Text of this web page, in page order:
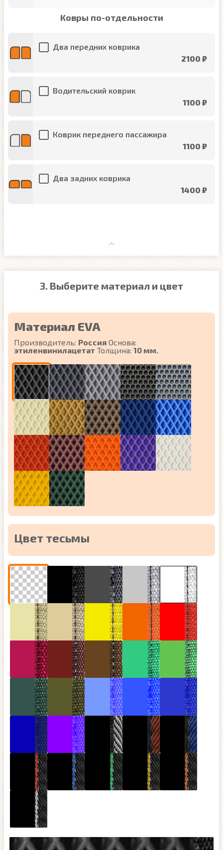
Ковры по-отдельности
Два передних коврика
2100 ₽
Водительский коврик
1100 ₽
Коврик переднего пассажира
1100 ₽
Два задних коврика
1400 ₽
3. Выберите материал и цвет
Материал EVA
Производитель: Россия Основа:
этиленвинилацетат Толщина: 10 мм.
Цвет тесьмы